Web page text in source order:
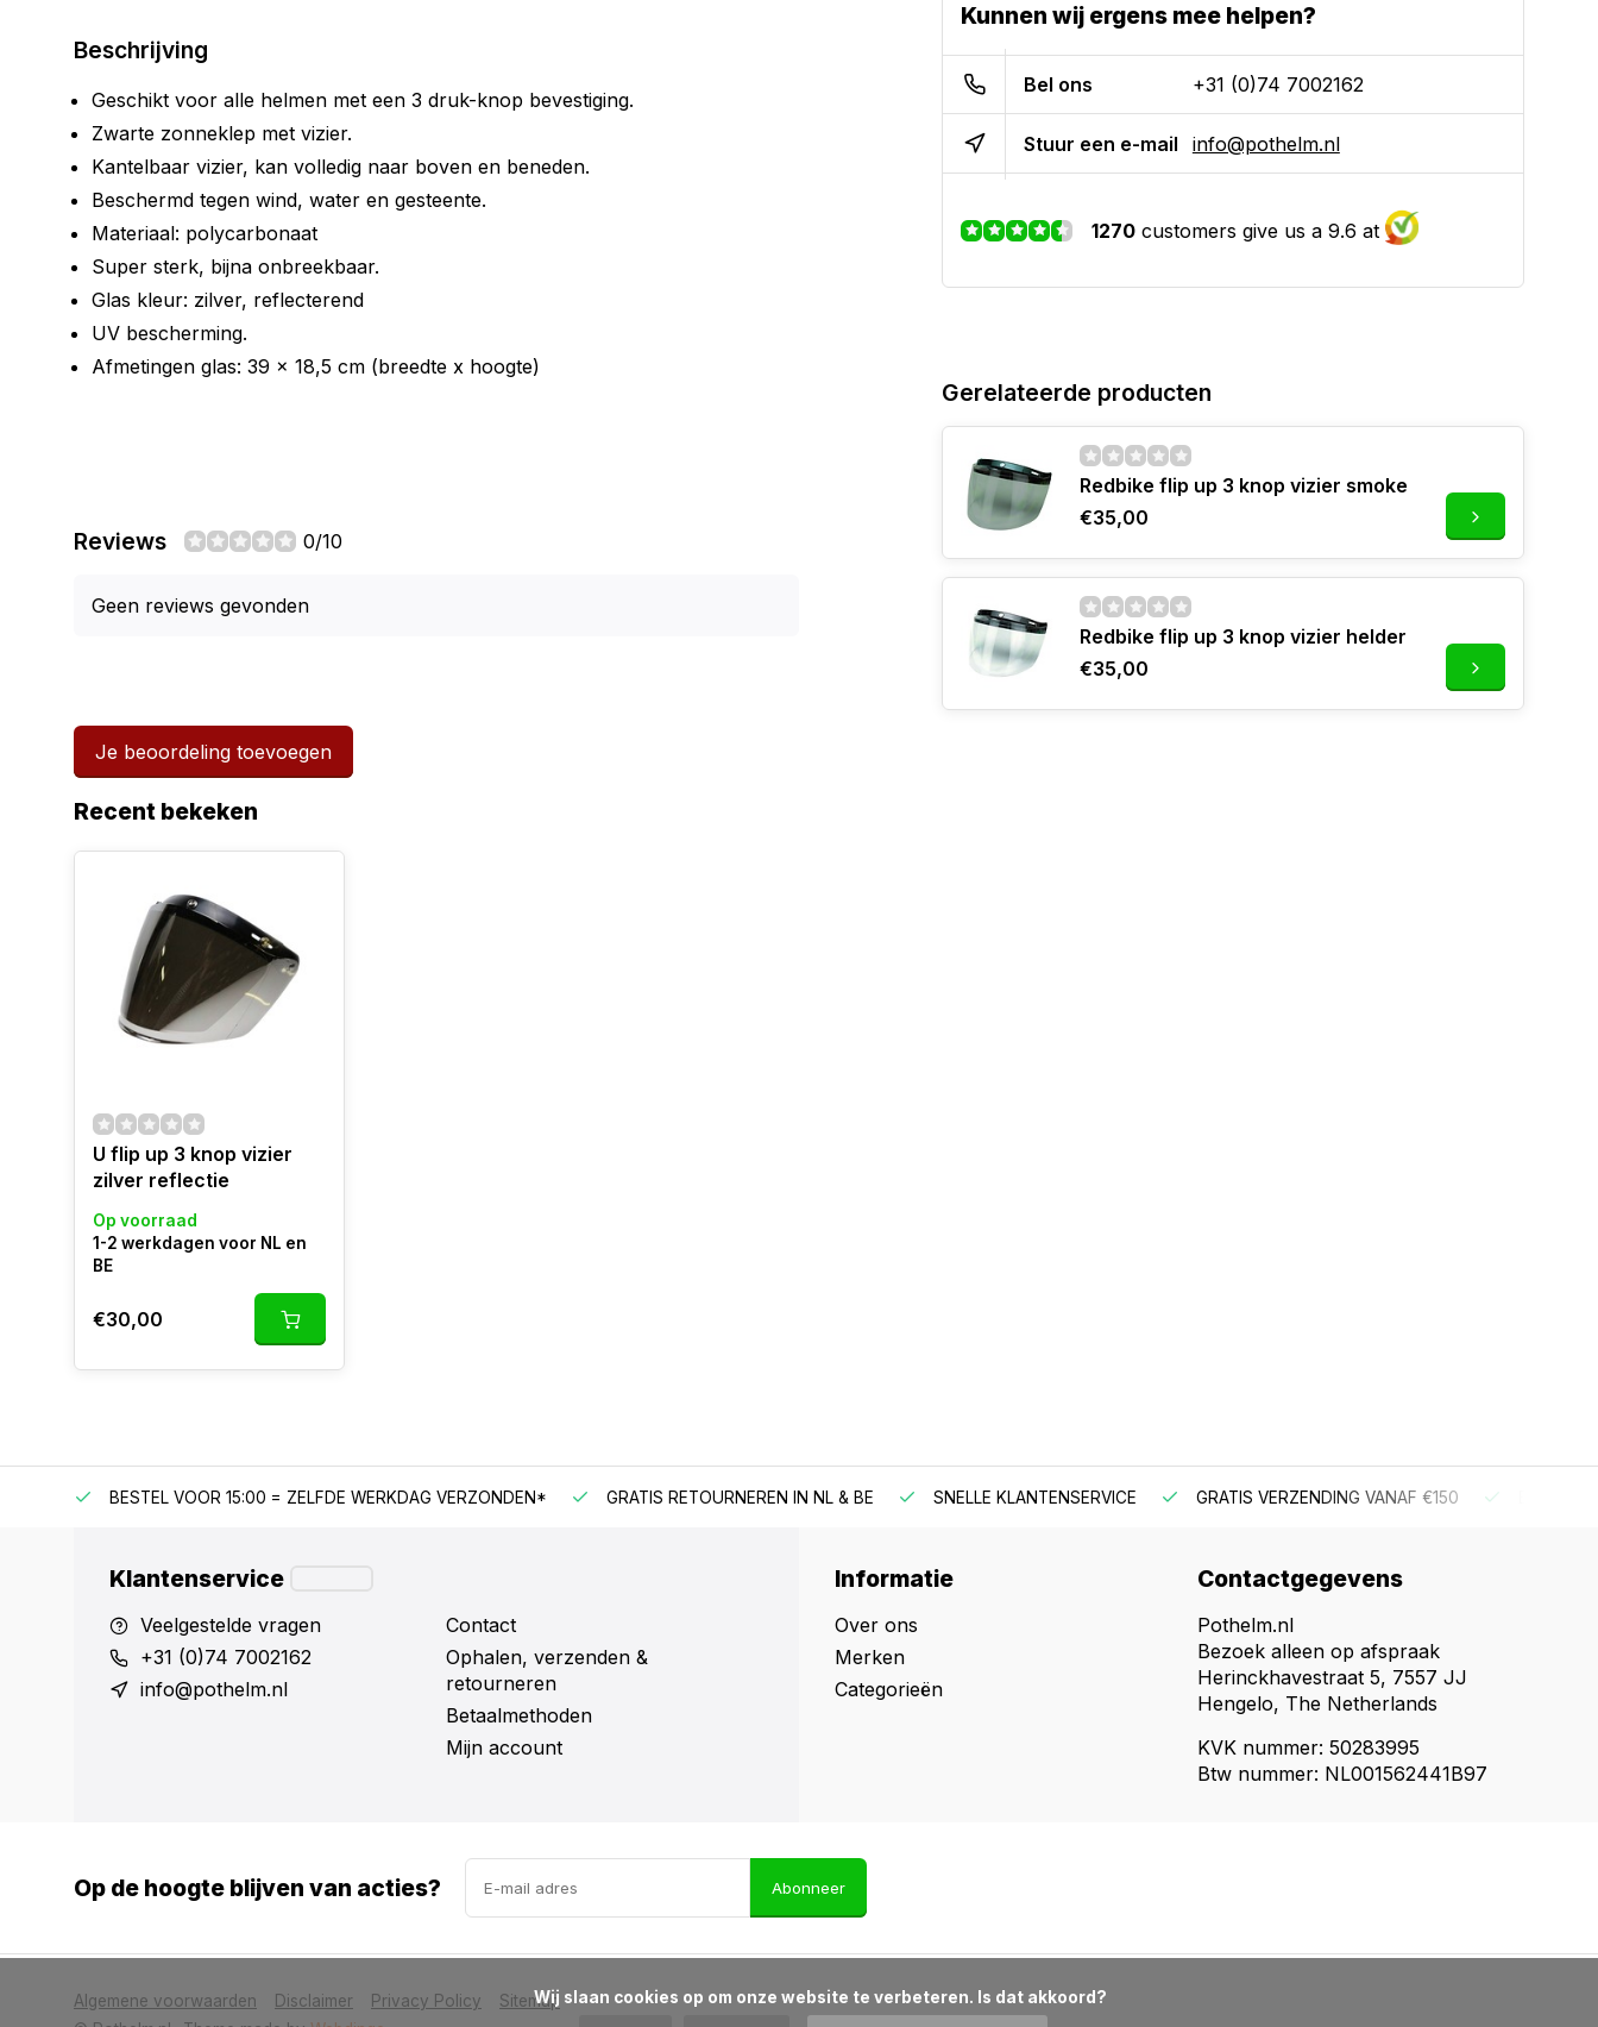
Beschrijving
Geschikt voor alle helmen met een 3 druk-knop bevestiging.
Zwarte zonneklep met vizier.
Kantelbaar vizier, kan volledig naar boven en beneden.
Beschermd tegen wind, water en gesteente.
Materiaal: polycarbonaat
Super sterk, bijna onbreekbaar.
Glas kleur: zilver, reflecterend
UV bescherming.
Afmetingen glas: 39 x 18,5 cm (breedte x hoogte)
Reviews 0/10
Geen reviews gevonden
Je beoordeling toevoegen
Kunnen wij ergens mee helpen?
Bel ons +31 (0)74 7002162
Stuur een e-mail info@pothelm.nl
1270 customers give us a 9.6 at
Gerelateerde producten
Redbike flip up 3 knop vizier smoke
€35,00
Redbike flip up 3 knop vizier helder
€35,00
Recent bekeken
U flip up 3 knop vizier
zilver reflectie
Op voorraad
1-2 werkdagen voor NL en
BE
€30,00
BESTEL VOOR 15:00 = ZELFDE WERKDAG VERZONDEN* GRATIS RETOURNEREN IN NL & BE SNELLE KLANTENSERVICE GRATIS VERZENDING VANAF €150
Klantenservice
Veelgestelde vragen
+31 (0)74 7002162
info@pothelm.nl
Contact
Ophalen, verzenden &
retourneren
Betaalmethoden
Mijn account
Informatie
Over ons
Merken
Categorieën
Contactgegevens
Pothelm.nl
Bezoek alleen op afspraak
Herinckhavestraat 5, 7557 JJ
Hengelo, The Netherlands
KVK nummer: 50283995
Btw nummer: NL001562441B97
Op de hoogte blijven van acties? Abonneer
Algemene voorwaarden Disclaimer Privacy Policy
Sitemap
            Wij slaan cookies op om onze website te verbeteren. Is dat akkoord?